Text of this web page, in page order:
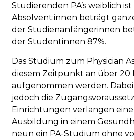
Studierenden PA’s weiblich
Absolvent:innen beträgt
der Studienanfängerinnen
der Studentinnen 87%.
Das Studium zum Physician
diesem Zeitpunkt an über 20
aufgenommen werden.
jedoch die
Einrichtungen verlangen
Ausbildung in einem
neun ein PA-Studium ohne